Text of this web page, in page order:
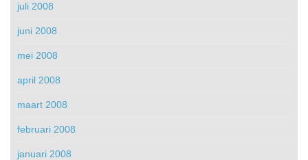
juli 2008
juni 2008
mei 2008
april 2008
maart 2008
februari 2008
januari 2008